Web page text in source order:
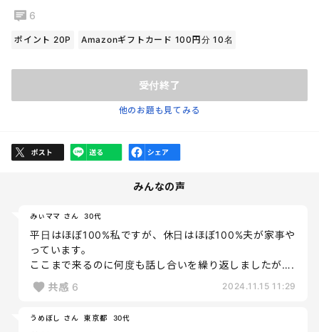
6
ポイント 20P Amazonギフトカード 100円分 10名
受付終了
他のお題も見てみる
みんなの声
みぃママ さん 30代
平日はほぼ100%私ですが、休日はほぼ100%夫が家事や
っています。
ここまで来るのに何度も話し合いを繰り返しましたが….
共感 6 2024.11.15 11:29
うめぼし さん 東京都 30代